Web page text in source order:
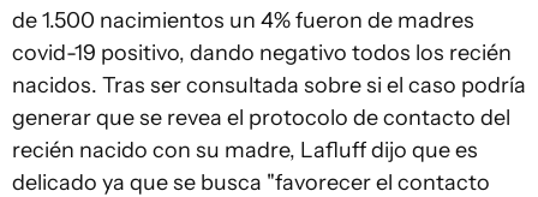
de 1.500 nacimientos un 4% fueron de madres
covid-19 positivo, dando negativo todos los recién
nacidos. Tras ser consultada sobre si el caso podría
generar que se revea el protocolo de contacto del
recién nacido con su madre, Lafluff dijo que es
delicado ya que se busca "favorecer el contacto